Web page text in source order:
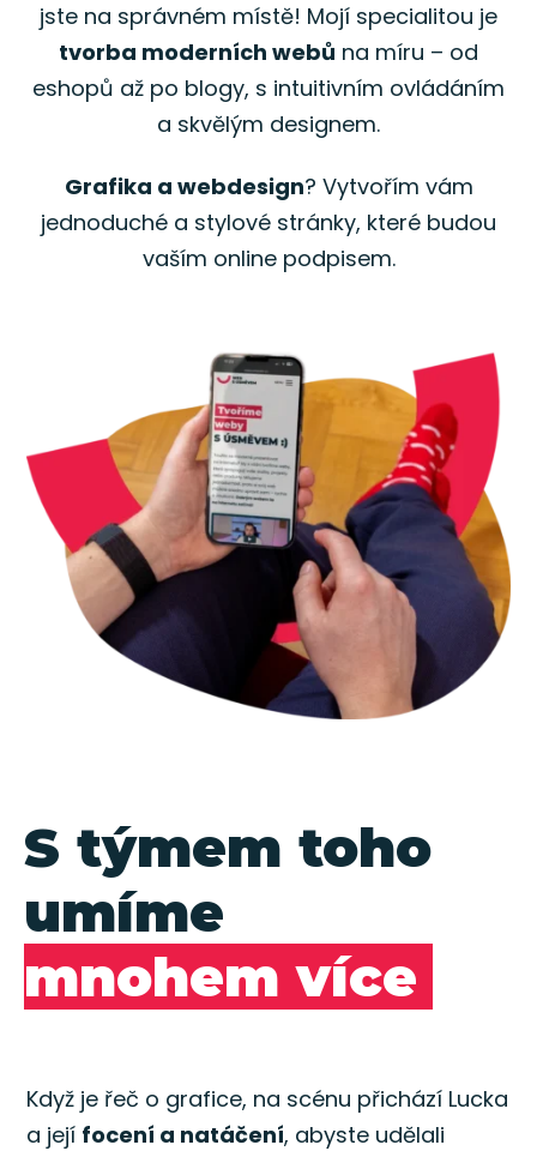
jste na správném místě! Mojí specialitou je
tvorba moderních webů na míru – od
eshopů až po blogy, s intuitivním ovládáním
a skvělým designem.
Grafika a webdesign? Vytvořím vám
jednoduché a stylové stránky, které budou
vaším online podpisem.
S týmem toho
umíme
mnohem více
Když je řeč o grafice, na scénu přichází Lucka
a její focení a natáčení, abyste udělali